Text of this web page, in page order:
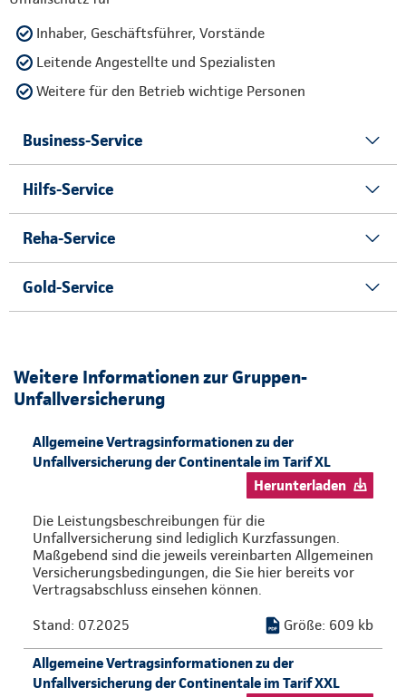
Inhaber, Geschäftsführer, Vorstände
Leitende Angestellte und Spezialisten
Weitere für den Betrieb wichtige Personen
Business-Service
Hilfs-Service
Reha-Service
Gold-Service
Weitere Informationen zur Gruppen-
Unfallversicherung
Allgemeine Vertragsinformationen zu der
Unfallversicherung der Continentale im Tarif XL
Herunterladen
Die Leistungsbeschreibungen für die
Unfallversicherung sind lediglich Kurzfassungen.
Maßgebend sind die jeweils vereinbarten Allgemeinen
Versicherungsbedingungen, die Sie hier bereits vor
Vertragsabschluss einsehen können.
Stand: 07.2025 Größe: 609 kb
Allgemeine Vertragsinformationen zu der
Unfallversicherung der Continentale im Tarif XXL